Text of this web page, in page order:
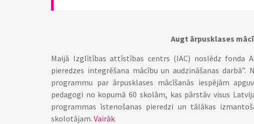
Augt ārpusklases
Maijā Izglītības attīstības centrs (IAC) noslēdz fonda
pieredzes integrēšana mācību un audzināšanas
programmu par ārpusklases mācīšanās iespējām
pedagogi no kopumā 60 skolām, kas pārstāv visus
programmas īstenošanas pieredzi un tālākas
skolotājam. Vairāk